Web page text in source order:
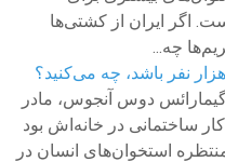
اگر ایران از کشتی‌ها
چه...
۱۹۹۶، مرسد گیمارائس دوس آنجوس، مادر
ساختمانی در خانه‌اش بود
استخوان‌های انسان در